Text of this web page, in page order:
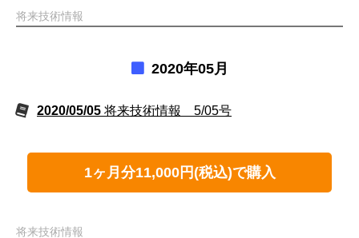
将来技術情報
2020年05月
2020/05/05 将来技術情報 5/05号
1ヶ月分11,000円(税込)で購入
将来技術情報